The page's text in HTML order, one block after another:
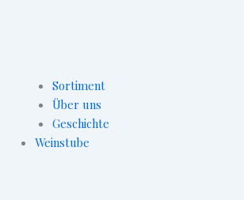
Sortiment
Über uns
Geschichte
Weinstube